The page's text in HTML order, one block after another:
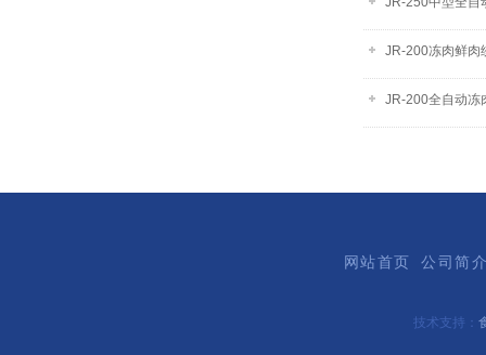
JR-200冻肉鲜肉
JR-200全自动冻
网站首页 公司简
技术支持：